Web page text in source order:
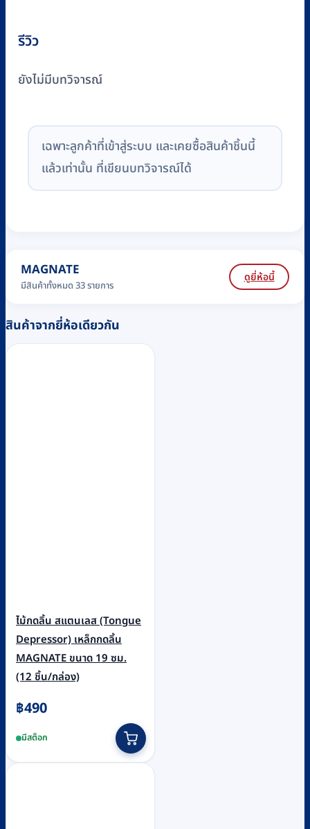
รีวิว
ยังไม่มีบทวิจารณ์
เฉพาะลูกค้าที่เข้าสู่ระบบ และเคยซื้อสินค้าชิ้นนี้
แล้วเท่านั้น ที่เขียนบทวิจารณ์ได้
MAGNATE
มีสินค้าทั้งหมด 33 รายการ
ดูยี่ห้อนี้
สินค้าจากยี่ห้อเดียวกัน
ไม้กดลิ้น สแตนเลส (Tongue
Depressor) เหล็กกดลิ้น
MAGNATE ขนาด 19 ซม.
(12 ชิ้น/กล่อง)
฿490
มีสต็อก